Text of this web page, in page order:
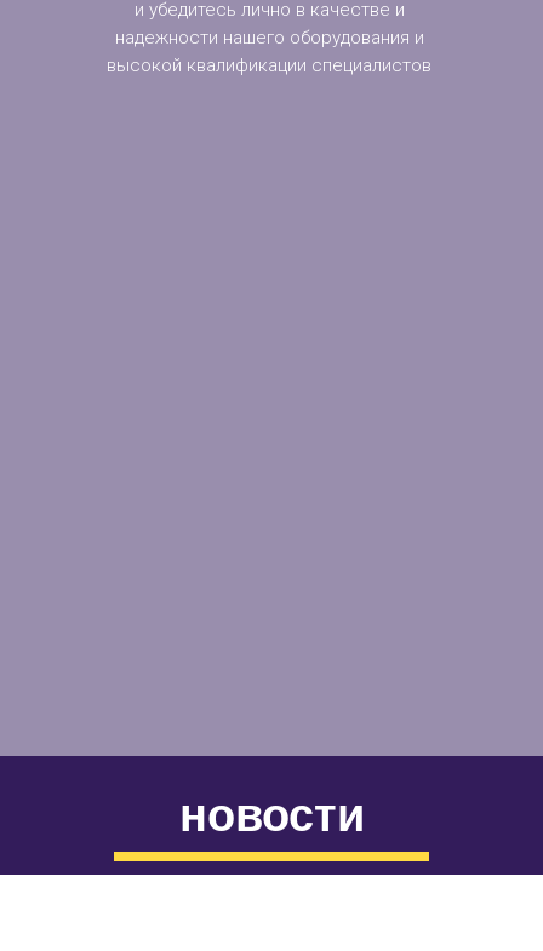
и убедитесь лично в качестве и
надежности нашего оборудования и
высокой квалификации специалистов
новости